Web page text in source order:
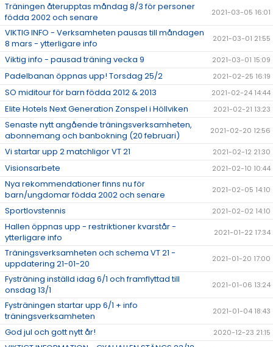
Träningen återupptas måndag 8/3 för personer
födda 2002 och senare
2021-03-05 16:01
VIKTIG INFO - Verksamheten pausas till måndagen
8 mars - ytterligare info
2021-03-01 21:55
Viktig info - pausad träning vecka 9 2021-03-01 15:09
Padelbanan öppnas upp! Torsdag 25/2 2021-02-25 16:19
SO miditour för barn födda 2012 & 2013 2021-02-24 14:44
Elite Hotels Next Generation Zonspel i Höllviken 2021-02-21 13:23
Senaste nytt angående träningsverksamheten,
abonnemang och banbokning (20 februari)
2021-02-20 12:56
Vi startar upp 2 matchligor VT 21 2021-02-12 21:30
Visionsarbete 2021-02-10 10:44
Nya rekommendationer finns nu för
barn/ungdomar födda 2002 och senare
2021-02-05 14:10
Sportlovstennis 2021-02-02 14:10
Hallen öppnas upp - restriktioner kvarstår -
ytterligare info
2021-01-22 17:34
Träningsverksamheten och schema VT 21 -
uppdatering 21-01-20
2021-01-20 17:00
Fysträning inställd idag 6/1 och framflyttad till
onsdag 13/1
2021-01-06 13:24
Fysträningen startar upp 6/1 + info
träningsverksamheten
2021-01-04 18:43
God jul och gott nytt år! 2020-12-23 21:15